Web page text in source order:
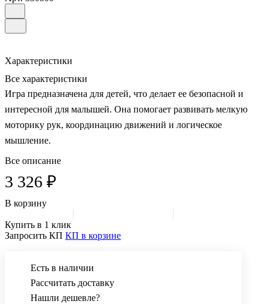
Характеристики
Все характеристики
Игра предназначена для детей, что делает ее безопасной и
интересной для малышей. Она помогает развивать мелкую
моторику рук, координацию движений и логическое
мышление.
Все описание
3 326 ₽
В корзину
Купить в 1 клик
Запросить КП КП в корзине
Есть в наличии
Рассчитать доставку
Нашли дешевле?